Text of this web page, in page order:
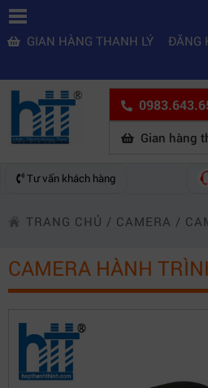
GIAN HÀNG THANH LÝ ĐĂNG
Gian hàng
Tư vấn khách hàng
TRANG CHỦ / CAMERA /
CAMERA HÀNH